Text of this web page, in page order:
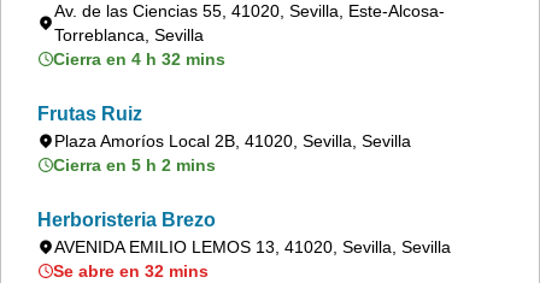
Av. de las Ciencias 55, 41020, Sevilla, Este-Alcosa-
Torreblanca, Sevilla
Cierra en 4 h 32 mins
Frutas Ruiz
Plaza Amoríos Local 2B, 41020, Sevilla, Sevilla
Cierra en 5 h 2 mins
Herboristeria Brezo
AVENIDA EMILIO LEMOS 13, 41020, Sevilla, Sevilla
Se abre en 32 mins